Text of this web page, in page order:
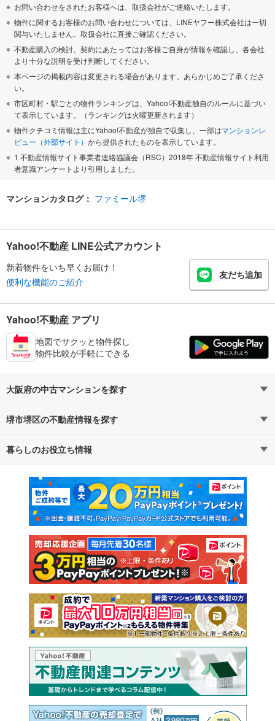
お問い合わせをされたお客様へは、取扱会社がご連絡いたします。
物件に関するお客様のお問い合わせについては、LINEヤフー株式会社は一切
関与いたしません。取扱会社に直接ご確認ください。
不動産購入の検討、契約にあたってはお客様ご自身が情報を確認し、各会社
より十分な説明を受け判断してください。
本ページの掲載内容は変更される場合があります。あらかじめご了承くださ
い。
市区町村・駅ごとの物件ランキングは、Yahoo!不動産独自のルールに基づい
て表示しています。（ランキングは火曜更新されます）
物件クチコミ情報は主にYahoo!不動産が独自で収集し、一部はマンションレ
ビュー（外部サイト） から提供されたものを表示しています。
1 不動産情報サイト事業者連絡協議会（RSC）2018年 不動産情報サイト利用
者意識アンケートより引用しました。
マンションカタログ： ファミール堺
Yahoo!不動産 LINE公式アカウント
新着物件をいち早くお届け！
便利な機能のご紹介
友だち追加
Yahoo!不動産 アプリ
地図でサクッと物件探し
物件比較が手軽にできる
大阪府の中古マンションを探す
路線・駅から探す
通勤・通学時間から探す
堺市堺区の不動産情報を探す
不動産・住宅
新築マンション 中古マンション
新築一戸建て 中古一戸建て
注文住宅 土地
売却査定
暮らしのお役立ち情報
マンションカタログ 教えて！住まいの先生